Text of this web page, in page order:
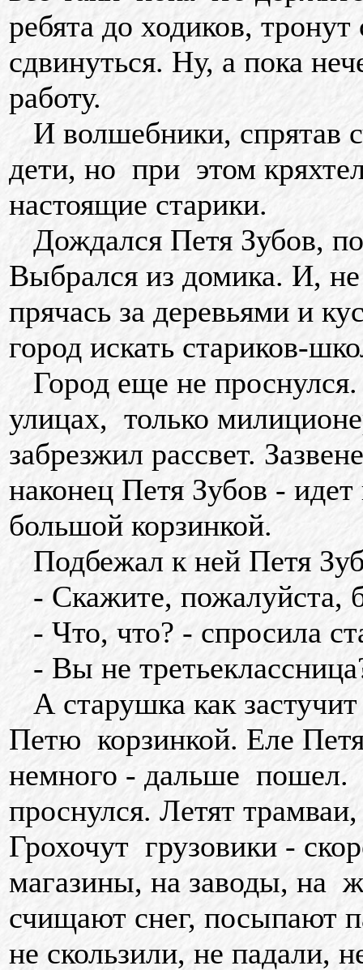
ребята до ходиков,
сдвинуться. Ну, а пока
работу.
И волшебники, спрятав
дети, но при этом
настоящие старики.
Дождался Петя Зубов,
Выбрался из домика. И,
прячась за деревьями и
город искать стариков-
Город еще не
улицах, только
забрезжил рассвет.
наконец Петя Зубов -
большой корзинкой.
Подбежал к ней Петя
- Скажите, пожалуйста,
- Что, что? - спросила
- Вы не
А старушка как
Петю корзинкой. Еле
немного - дальше
проснулся. Летят
Грохочут грузовики -
магазины, на заводы, на
счищают снег, посыпают
не скользили, не падали,